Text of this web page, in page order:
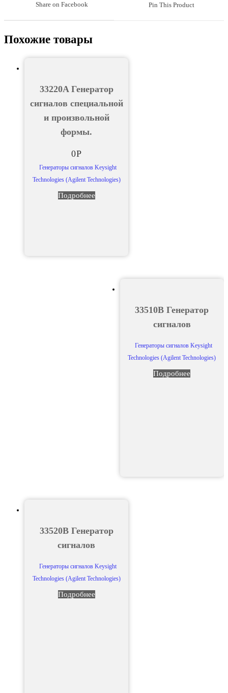
Share on Facebook Pin This Product
Похожие товары
33220A Генератор
сигналов специальной
и произвольной
формы.
0Р
Генераторы сигналов Keysight
Technologies (Agilent Technologies)
Подробнее
33510B Генератор
сигналов
Генераторы сигналов Keysight
Technologies (Agilent Technologies)
Подробнее
33520B Генератор
сигналов
Генераторы сигналов Keysight
Technologies (Agilent Technologies)
Подробнее